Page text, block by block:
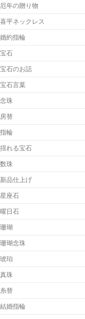
厄年の贈り物
喜平ネックレス
婚約指輪
宝石
宝石のお話
宝石言葉
念珠
房替
指輪
揺れる宝石
数珠
新品仕上げ
星座石
曜日石
珊瑚
珊瑚念珠
琥珀
真珠
糸替
結婚指輪